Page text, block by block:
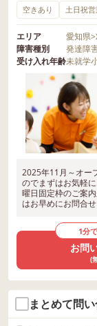
います。
人ひとりの気持
ながら、安心し
環境づくりを大
す。 これから
の成長を支える
いきます。 発
くてもご相談い
気になることが
空きあり 土日祝
エリア 愛知県>
障害種別
発達障
受け入れ年齢未就学
2025年11月～オー
のでまずはお気軽
曜日固定枠のご案
はお早めにお問合
1分
お問
(
まとめて問